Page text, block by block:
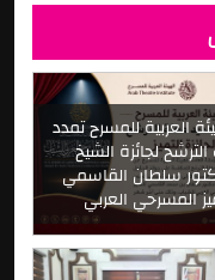
العربية للمسرح تمدد
لجائزة الشيخ
سلطان القاسمي
المسرحي العربي